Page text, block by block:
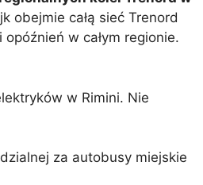
całą sieć Trenord
w całym regionie.
w Rimini. Nie
za autobusy miejskie